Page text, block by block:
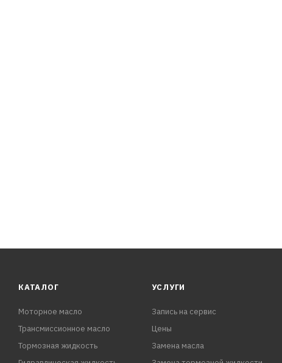
КАТАЛОГ
Моторное масло
Трансмиссионное масло
Тормозная жидкость
УСЛУГИ
Запись на сервис
Цены
Замена масла